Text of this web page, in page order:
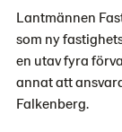
Lantmännen
som ny
en utav fyra
annat att
Falkenberg.